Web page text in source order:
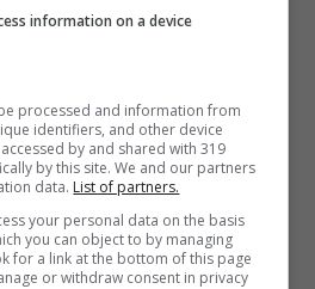
La seconda invece è
sfida tra extraterrestri:
uscente per due
Neymare compagni, una
già essere
anticipata.
information on a device
processed and information from
identifiers, and other device
by and shared with 319
by this site. We and our partners
data. List of partners.
your personal data on the basis
you can object to by managing
for a link at the bottom of this page
or withdraw consent in privacy